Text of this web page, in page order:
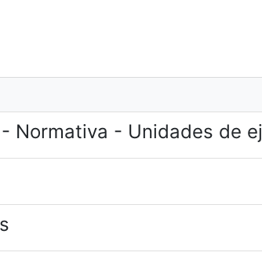
Normativa - Unidades de